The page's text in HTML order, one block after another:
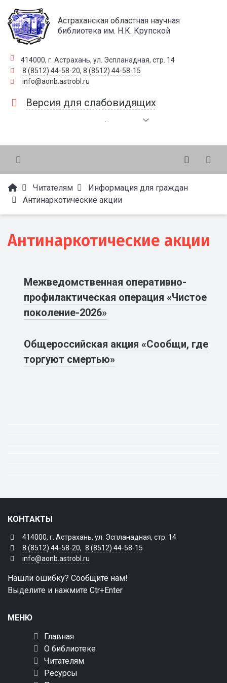
Астраханская областная научная
библиотека им. Н.К. Крупской
414000, г. Астрахань, ул. Эспланадная, стр. 14
8 (8512) 44-58-20, 8 (8512) 44-58-15
info@aonb.astrobl.ru
Версия для слабовидящих
Читателям
Информация для граждан
Антинаркотические акции
Антинаркотические акции
Межведомственная оперативно-
профилактическая операция «Чистое
поколение-2026»
Общероссийская акция «Сообщи, где
торгуют смертью»
КОНТАКТЫ
414000, г. Астрахань, ул. Эспланадная, стр. 14
8 (8512) 44-58-20, 8 (8512) 44-58-15
info@aonb.astrobl.ru
Нашли ошибку? Сообщите нам!
Выделите и нажмите Ctr+Enter
МЕНЮ
Главная
О библиотеке
Читателям
Ресурсы